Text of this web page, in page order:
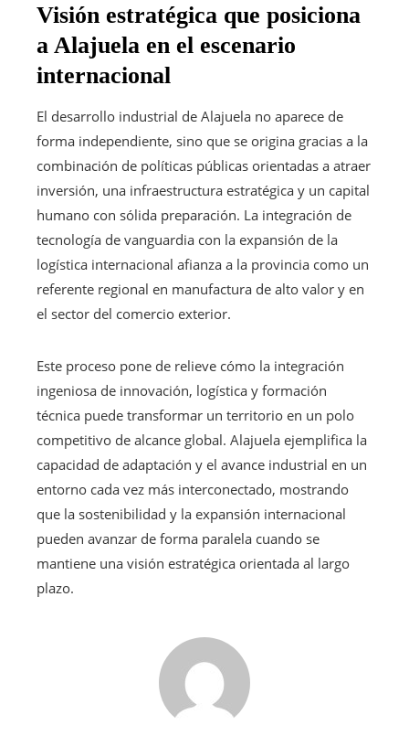
Visión estratégica que posiciona
a Alajuela en el escenario
internacional
El desarrollo industrial de Alajuela no aparece de
forma independiente, sino que se origina gracias a la
combinación de políticas públicas orientadas a atraer
inversión, una infraestructura estratégica y un capital
humano con sólida preparación. La integración de
tecnología de vanguardia con la expansión de la
logística internacional afianza a la provincia como un
referente regional en manufactura de alto valor y en
el sector del comercio exterior.
Este proceso pone de relieve cómo la integración
ingeniosa de innovación, logística y formación
técnica puede transformar un territorio en un polo
competitivo de alcance global. Alajuela ejemplifica la
capacidad de adaptación y el avance industrial en un
entorno cada vez más interconectado, mostrando
que la sostenibilidad y la expansión internacional
pueden avanzar de forma paralela cuando se
mantiene una visión estratégica orientada al largo
plazo.